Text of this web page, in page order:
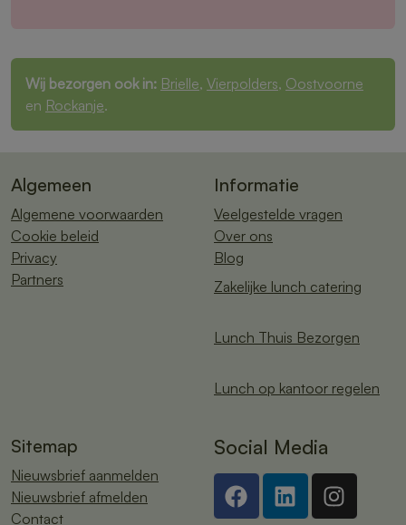
Wij bezorgen ook in: Brielle, Vierpolders, Oostvoorne
en Rockanje.
Algemeen
Algemene voorwaarden
Cookie beleid
Privacy
Partners
Informatie
Veelgestelde vragen
Over ons
Blog
Zakelijke lunch catering
Lunch Thuis Bezorgen
Lunch op kantoor regelen
Sitemap
Nieuwsbrief aanmelden
Nieuwsbrief afmelden
Contact
Social Media